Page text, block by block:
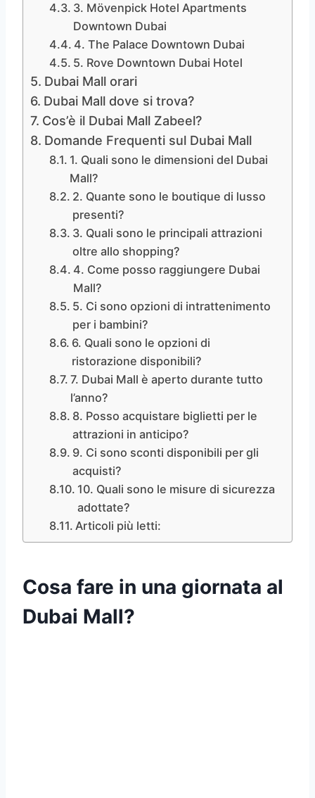
3. Mövenpick Hotel Apartments
Downtown Dubai
4. The Palace Downtown Dubai
5. Rove Downtown Dubai Hotel
Dubai Mall orari
Dubai Mall dove si trova?
Cos’è il Dubai Mall Zabeel?
Domande Frequenti sul Dubai Mall
1. Quali sono le dimensioni del Dubai
Mall?
2. Quante sono le boutique di lusso
presenti?
3. Quali sono le principali attrazioni
oltre allo shopping?
4. Come posso raggiungere Dubai
Mall?
5. Ci sono opzioni di intrattenimento
per i bambini?
6. Quali sono le opzioni di
ristorazione disponibili?
7. Dubai Mall è aperto durante tutto
l’anno?
8. Posso acquistare biglietti per le
attrazioni in anticipo?
9. Ci sono sconti disponibili per gli
acquisti?
10. Quali sono le misure di sicurezza
adottate?
Articoli più letti:
Cosa fare in una giornata al
Dubai Mall?